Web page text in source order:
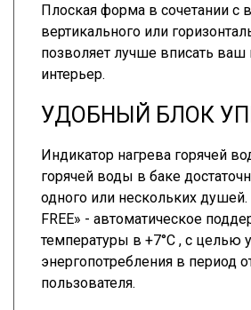
Плоская форма в сочетании с
вертикального или
позволяет лучше вписать ваш
интерьер.
УДОБНЫЙ БЛОК
Индикатор нагрева горячей
горячей воды в баке
одного или нескольких
FREE» - автоматическое
температуры в +7°C , с целью
энергопотребления в период
пользователя.